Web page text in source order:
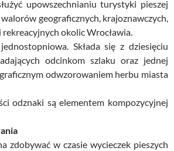
upowszechnianiu turystyki pieszej
geograficznych, krajoznawczych,
okolic Wrocławia.
Składa się z dziesięciu
odcinkom szlaku oraz jednej
odwzorowaniem herbu miasta
odznaki są elementem kompozycyjnej
zdobywać w czasie wycieczek pieszych